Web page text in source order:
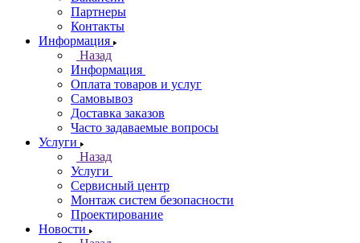
Партнеры
Контакты
Информация
Назад
Информация
Оплата товаров и услуг
Самовывоз
Доставка заказов
Часто задаваемые вопросы
Услуги
Назад
Услуги
Сервисный центр
Монтаж систем безопасности
Проектирование
Новости